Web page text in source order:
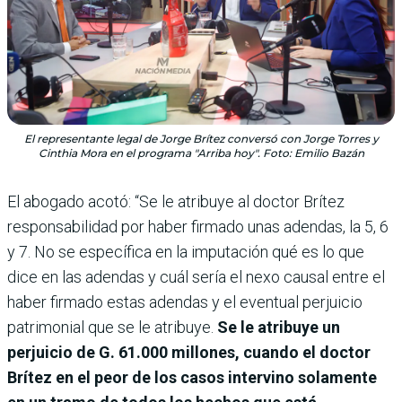
El representante legal de Jorge Brítez conversó con Jorge Torres y
Cinthia Mora en el programa "Arriba hoy". Foto: Emilio Bazán
El abogado acotó: “Se le atribuye al doctor Brítez
responsabilidad por haber firmado unas adendas, la 5, 6
y 7. No se específica en la imputación qué es lo que
dice en las adendas y cuál sería el nexo causal entre el
haber firmado estas adendas y el eventual perjuicio
patrimonial que se le atribuye. Se le atribuye un
perjuicio de G. 61.000 millones, cuando el doctor
Brítez en el peor de los casos intervino solamente